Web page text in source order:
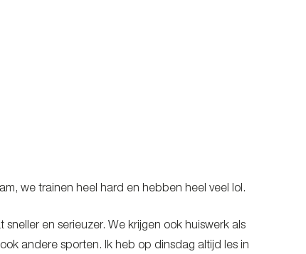
we trainen heel hard en hebben heel veel lol.
en serieuzer. We krijgen ook huiswerk als
andere sporten. Ik heb op dinsdag altijd les in